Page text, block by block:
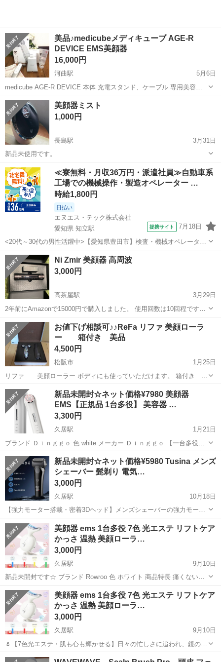
美品♪medicubeメディキューブ AGE-R
DEVICE EMS美顔器
16,000円
河曲駅
5月6日
medicube AGE-R DEVICE 本体 充電スタンド、ケーブル 専用美容液
は付属しません 公式オンラインショップで購入の商品です。 購入後
1〜２回程度使用しております。 購入から1年未満ではありますが 保
証...
三重 鈴鹿市 河曲駅 美容家電
美顔器ミスト
1,000円
長島駅
3月31日
新品未使用です。
三重 桑名市 長島駅 美容家電 美顔器
≪寮無料・月収36万円・派遣社員≫自動車系
工場での機械操作・製造オペレーター …
時給1,800円
日払い
エヌエス・テック株式会社
愛知県 知立駅
提携サイト 7月18日
<20代～30代の男性活躍中>【愛知県豊田市】検査・機械オペレーター
／交替制／月収36.2万円以上可能！／ngy144-99 仕事概要 仕事概要 安
心の研修あり！ ー・ー・ー・ー・ー・ー 毎週火曜/金曜 入社チャン
ス！ ■...
愛知 豊田市 知立駅 その他
Ni Zmir 美顔器 高周波
3,000円
高茶屋駅
3月29日
2年前にAmazonで15000円で購入しました。 使用回数は10回程です。
説明書、充電器全て揃っています！ 仕事の都合で日中は連絡が遅くな
る事が多いかと思いますがなるべく早くお返事させて頂きます。 よろ
しくお願いします。
三重 津市 高茶屋駅 美容家電 美顔器
お値下げ相談可♪♪ReFa リファ 美顔ローラ
ー 箱付き 美品
4,500円
松阪市
1月25日
リファ 美顔ローラー ボディにも使っていただけます。 箱付き
専用袋は未使用です。 美品です。 大幅なお値下げは難しいかもしれま
せんがお値下げの相談します(о´∀`о)
三重 松阪市 美容家電 リファ
新品未開封☆ネット価格¥7980 美顔器
EMS【正規品 1台多役】 美容器 …
3,300円
久居駅
1月21日
ブランド Ｄｉｎｇｇｏ 色 white メーカー Ｄｉｎｇｇｏ 【一台多役！
自宅で本格エステ】2023年新モデルRF美顔器、使いやすいシンプルな
本格機能を多数搭載し、様々な肌悩みに対応。RF機能、EMS機能、温
熱、振動...
三重 津市 久居駅 美容家電 EMS
新品未開封☆ネット価格¥5980 Tusina メンズ
シェーバー 髭剃り 電気…
3,000円
久居駅
10月18日
【強力モーター搭載・密着3Dヘッド】メンズシェーバーの強力モータ
ーを採用しており、高速でパワーが強く多くのヒゲををまとめて剃
れ、根元からしっか深剃りができます。抜群な切れ味で毛を引っ張る
ことの心配もなく、優しく髭を剃ることは...
三重 津市 久居駅 美容家電 シェーバー
美顔器 ems 1台多役 7色 光エステ リフトケア
かっさ 温熱 美顔ローラ…
3,000円
久居駅
9月10日
新品未開封です☆ ブランド Rowroo 色 ホワイト 商品特長 痛くない高
周波EMS｜7つ光で効果一括｜3段振動で汚れ落とし強化｜3段恒温で
効率的浸透 UPC 786016503970 メーカー Rowroo ...
三重 津市 久居駅 美容家電 美顔器
美顔器 ems 1台多役 7色 光エステ リフトケア
かっさ 温熱 美顔ローラ…
3,000円
久居駅
9月10日
🌷【7色光エステ・肌も心も輝かせる】日々の忙しさに追われ、鏡の中
の自分と向き合うひと時が減っていませんか？毎日たった3分のケア
三重 津市